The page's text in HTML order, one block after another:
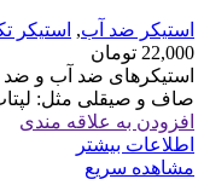
استیکر ضد آب, استیکر
22,000 تومان
استیکرهای ضد آب و
صاف و صیقلی مثل:
افزودن به علاقه مندی
اطلاعات بیشتر
مشاهده سریع